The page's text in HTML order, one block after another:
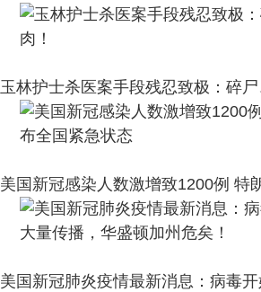
玉林护士杀医案手段残忍致极：碎
美国新冠感染人数激增致1200例 特
美国新冠肺炎疫情最新消息：病毒